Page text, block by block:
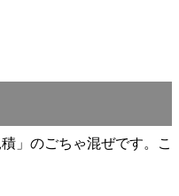
」のごちゃ混ぜです。こ